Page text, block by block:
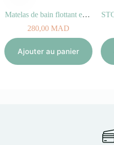
Matelas de bain flottant easy bath
280,00MAD
Ajouter au panier